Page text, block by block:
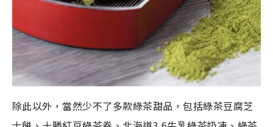
除此以外，當然少不了多款綠茶甜品，包括綠茶豆腐芝